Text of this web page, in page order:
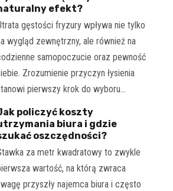
efekt?
gęstości fryzury wpływa nie tylko
wygląd zewnętrzny, ale również na
samopoczucie oraz pewność
Zrozumienie przyczyn łysienia
pierwszy krok do wyboru…
policzyć koszty
biura i gdzie
oszczędności?
za metr kwadratowy to zwykle
wartość, na którą zwraca
przyszły najemca biura i często